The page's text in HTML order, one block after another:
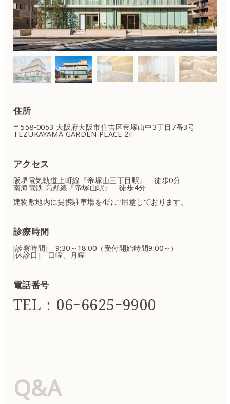
住所
〒558-0053 大阪府大阪市住吉区帝塚山中3丁目7番3号
TEZUKAYAMA GARDEN PLACE 2F
アクセス
阪堺電気軌道上町線『帝塚山三丁目駅』 徒歩0分
南海電鉄 高野線『帝塚山駅』 徒歩4分
建物敷地内に提携駐車場を4台ご用意しております。
診療時間
[診察時間] 9:30～18:00（受付開始時間9:00～）
[休診日] 日曜、月曜
電話番号
TEL：06ｰ6625ｰ9900
Q&A